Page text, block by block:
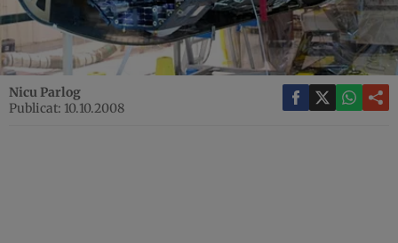
Nicu Parlog
Publicat: 10.10.2008